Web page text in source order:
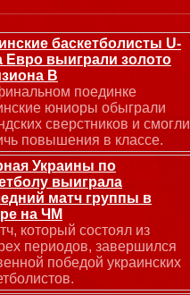
баскетболисты U-
Евро выиграли золото
В
поединке
юниоры обыграли
сверстников и смогли
повышения в классе.
Украины по
выиграла
матч группы в
на ЧМ
который состоял из
периодов, завершился
победой украинских